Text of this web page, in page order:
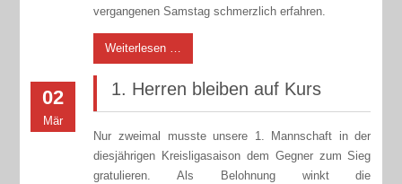
vergangenen Samstag schmerzlich erfahren.
Weiterlesen …
02
Mär
1. Herren bleiben auf Kurs
Nur zweimal musste unsere 1. Mannschaft in der
diesjährigen Kreisligasaison dem Gegner zum Sieg
gratulieren. Als Belohnung winkt die